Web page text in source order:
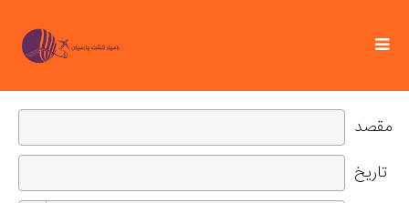
مقصد
تاریخ